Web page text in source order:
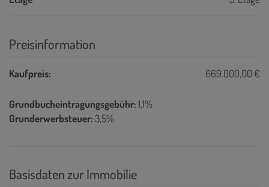
Preisinformation
Kaufpreis: 669.000,00 €
Grundbucheintragungsgebühr:1,1%
Grunderwerbsteuer:3,5%
Basisdaten zur Immobilie